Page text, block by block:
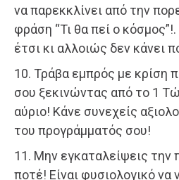
να παρεκκλίνει από την
φράση “Τι θα πεί ο
έτσι κι αλλοιώς δεν κάνει
10. Τράβα εμπρός με κρίση
σου ξεκινώντας από το 1
αύριο! Κάνε συνεχείς
του προγράμματός σου!
11. Μην εγκαταλείψεις την
ποτέ! Είναι φυσιολογικό να